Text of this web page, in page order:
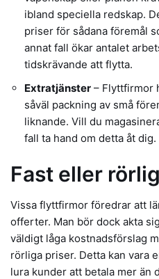
ibland speciella redskap.
priser för sådana föremål
annat fall ökar antalet
tidskrävande att flytta.
Extratjänster – Flyttfirmor
såväl packning av små
liknande. Vill du
fall ta hand om detta åt dig.
Fast eller
Vissa flyttfirmor föredrar att
offerter. Man bör dock akta
väldigt låga kostnadsförslag
rörliga priser. Detta kan vara
lura kunder att betala mer än